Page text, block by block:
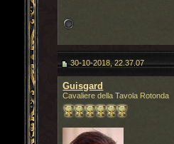
30-10-2018, 22.37.07
Guisgard
Cavaliere della Tavola Rotonda